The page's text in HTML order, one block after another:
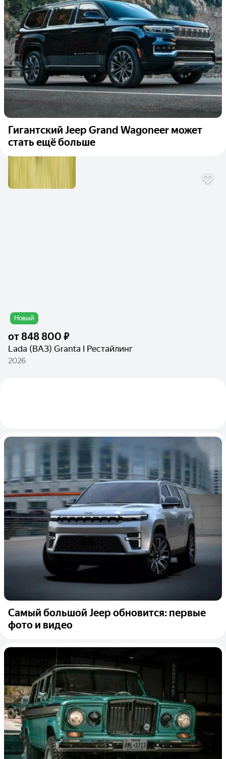
Гигантский Jeep Grand Wagoneer может
стать ещё больше
Новый
от848 800 ₽
Lada (ВАЗ) Granta I Рестайлинг
2026
Самый большой Jeep обновится: первые
фото и видео